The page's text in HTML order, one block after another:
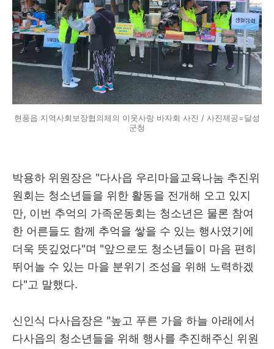
현풍읍 지역사회보장협의체의 이웃사랑 바자회 사진 / 사진제공=달성
군청
박용하 위원장은 "다사읍 우리마을교육나눔 추진위
원회는 청소년들을 위한 활동을 전개해 오고 있지
만, 이번 추억의 가족운동회는 청소년은 물론 참여
한 어른들도 함께 추억을 쌓을 수 있는 행사였기에
더욱 뜻깊었다"며 "앞으로도 청소년들이 마음 편히
뛰어놀 수 있는 마을 분위기 조성을 위해 노력하겠
다"고 말했다.
신인식 다사읍장은 "높고 푸른 가을 하늘 아래에서
다사읍의 청소년들을 위해 행사를 추진해주신 위원